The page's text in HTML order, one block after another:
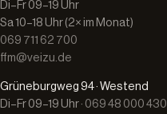
Di–Fr 09–19 Uhr
Sa 10–18 Uhr (2× im Monat)
069 711 62 700
ffm@veizu.de
Grüneburgweg 94 · Westend
Di–Fr 09–19 Uhr · 069 48 000 430